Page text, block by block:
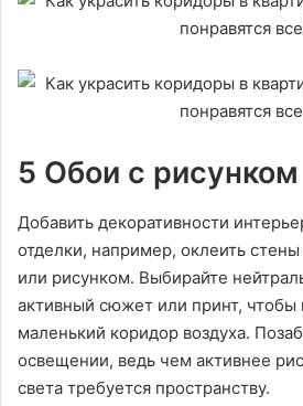
5 Обои с рисунком
Добавить декоративности
отделки, например, оклеить
или рисунком. Выбирайте
активный сюжет или принт, чтобы
маленький коридор воздуха.
освещении, ведь чем активнее
света требуется пространству.